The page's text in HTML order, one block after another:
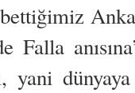
Falla
yani